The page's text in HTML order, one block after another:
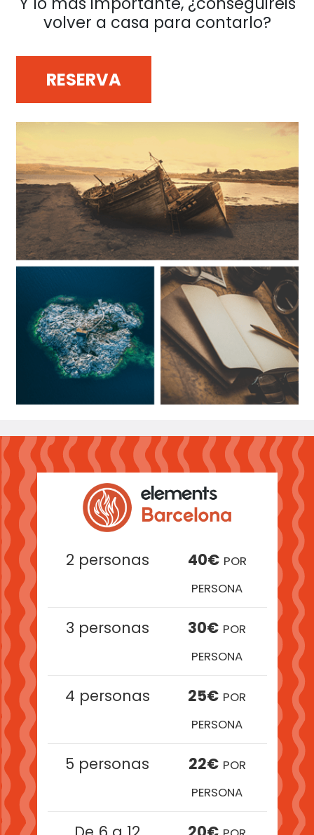
volver a casa para contarlo?
RESERVA
2 personas 40€ POR
PERSONA
3 personas 30€ POR
PERSONA
4 personas 25€ POR
PERSONA
5 personas 22€ POR
PERSONA